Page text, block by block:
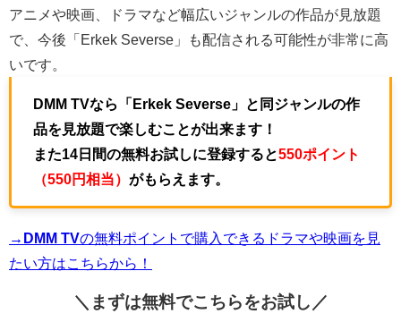
アニメや映画、ドラマなど幅広いジャンルの作品が見放題
で、今後「Erkek Severse」も配信される可能性が非常に高
いです。
DMM TVなら「Erkek Severse」と同ジャンルの作
品を見放題で楽しむことが出来ます！
また14日間の無料お試しに登録すると550ポイント
（550円相当） がもらえます。
→DMM TVの無料ポイントで購入できるドラマや映画を見
たい方はこちらから！
＼まずは無料でこちらをお試し／